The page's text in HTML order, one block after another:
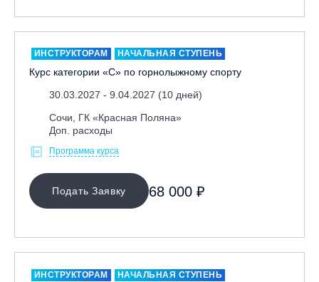
ИНСТРУКТОРАМ НАЧАЛЬНАЯ СТУПЕНЬ
Курс категории «С» по горнолыжному спорту
30.03.2027 - 9.04.2027 (10 дней)
Сочи, ГК «Красная Поляна»
Доп. расходы
Программа курса
Подать Заявку 68 000 ₽
ИНСТРУКТОРАМ НАЧАЛЬНАЯ СТУПЕНЬ